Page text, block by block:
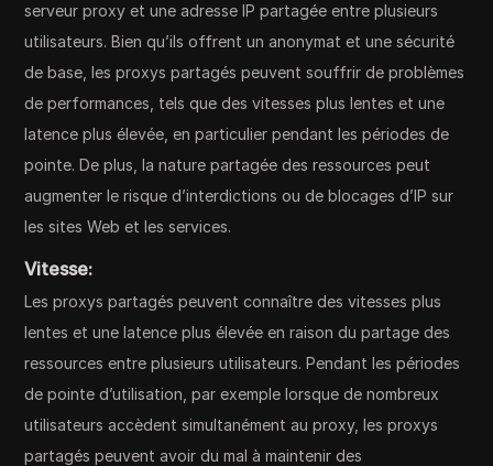
serveur proxy et une adresse IP partagée entre plusieurs
utilisateurs. Bien qu’ils offrent un anonymat et une sécurité
de base, les proxys partagés peuvent souffrir de problèmes
de performances, tels que des vitesses plus lentes et une
latence plus élevée, en particulier pendant les périodes de
pointe. De plus, la nature partagée des ressources peut
augmenter le risque d’interdictions ou de blocages d’IP sur
les sites Web et les services.
Vitesse:
Les proxys partagés peuvent connaître des vitesses plus
lentes et une latence plus élevée en raison du partage des
ressources entre plusieurs utilisateurs. Pendant les périodes
de pointe d’utilisation, par exemple lorsque de nombreux
utilisateurs accèdent simultanément au proxy, les proxys
partagés peuvent avoir du mal à maintenir des